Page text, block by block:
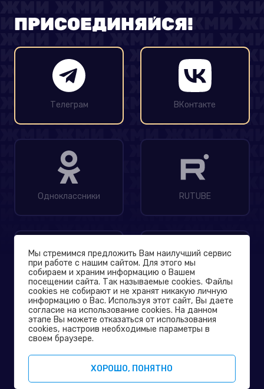
ПРИСОЕДИНЯЙСЯ!
Телеграм ВКонтакте
Одноклассники RUTUBE
MAX Дзен
© 2004-2026
Официальный сайт телеканала ТНТ
Политика конфиденциальности
Мы стремимся предложить Вам наилучший сервис
при работе с нашим сайтом. Для этого мы
собираем и храним информацию о Вашем
посещении сайта. Так называемые cookies. Файлы
cookies не собирают и не хранят никакую личную
информацию о Вас. Используя этот сайт, Вы даете
согласие на использование cookies. На данном
этапе Вы можете отказаться от использования
cookies, настроив необходимые параметры в
своем браузере.
ХОРОШО, ПОНЯТНО